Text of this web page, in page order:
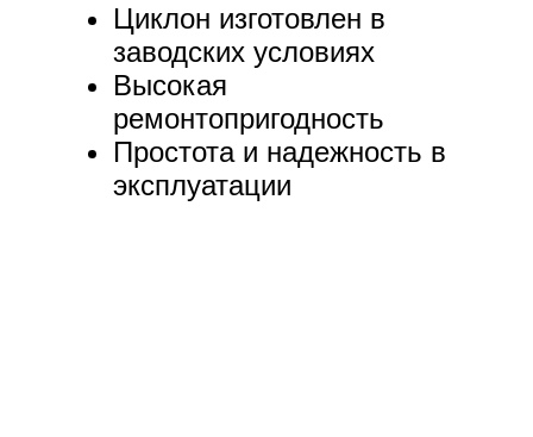
Циклон изготовлен в
заводских условиях
Высокая
ремонтопригодность
Простота и надежность в
эксплуатации